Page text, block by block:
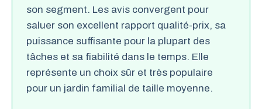
son segment. Les avis convergent pour
saluer son excellent rapport qualité-prix, sa
puissance suffisante pour la plupart des
tâches et sa fiabilité dans le temps. Elle
représente un choix sûr et très populaire
pour un jardin familial de taille moyenne.